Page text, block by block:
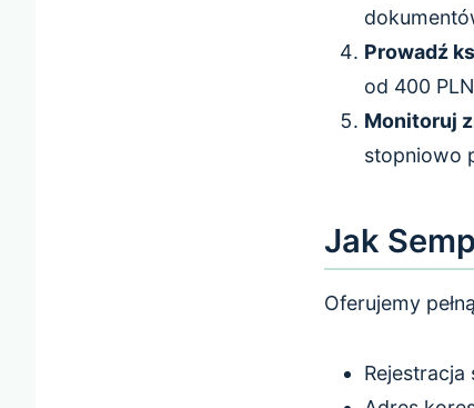
Prowadź
od 400
Monitoruj
stopniowo
Jak
Oferujemy
Rejestracja